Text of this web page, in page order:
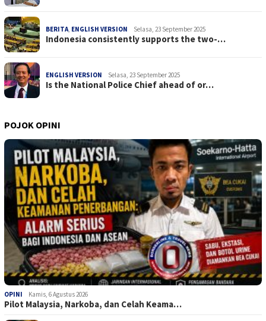
BERITA, ENGLISH VERSION Selasa, 23 September 2025
Indonesia consistently supports the two-…
ENGLISH VERSION Selasa, 23 September 2025
Is the National Police Chief ahead of or…
POJOK OPINI
OPINI Kamis, 6 Agustus 2026
Pilot Malaysia, Narkoba, dan Celah Keama…